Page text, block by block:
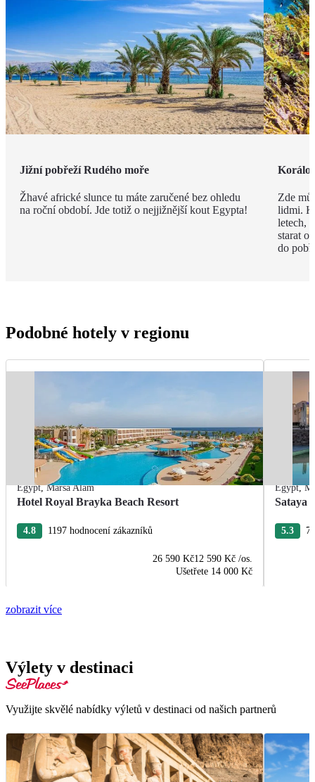
Jižní pobřeží Rudého moře
Žhavé africké slunce tu máte zaručené bez ohledu
na roční období. Jde totiž o nejjižnější kout Egypta!
Zde
lidmi. K
letech,
starat o
do
Podobné hotely v regionu
Egypt,Marsa Alam
Hotel Royal Brayka Beach Resort
4.8 1197 hodnocení zákazníků
26 590 Kč12 590 Kč /os.
Ušetřete 14 000 Kč
Egypt,
Sataya
5.3
zobrazit více
Výlety v destinaci
Využijte skvělé nabídky výletů v destinaci od našich partnerů